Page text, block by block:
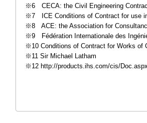
※6 CECA: the Civil Engineering
※7 ICE Conditions of Contract for use
※8 ACE: the Association for
※9 Fédération Internationale des
※10 Conditions of Contract for Works of
※11 Sir Michael Latham
※12 http://products.ihs.com/cis/